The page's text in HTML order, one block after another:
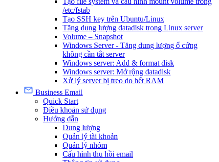
/etc/fstab
Tạo SSH key trên Ubuntu/Linux
Tăng dung lượng datadisk trong Linux server
Volume – Snapshot
Windows Server - Tăng dung lượng ổ cứng
không cần tắt server
Windows server: Add & format disk
Windows server: Mở rộng datadisk
Xử lý server bị treo do hết RAM
Business Email
Quick Start
Điều khoản sử dụng
Hướng dẫn
Dung lượng
Quản lý tài khoản
Quản lý nhóm
Cấu hình thu hồi email